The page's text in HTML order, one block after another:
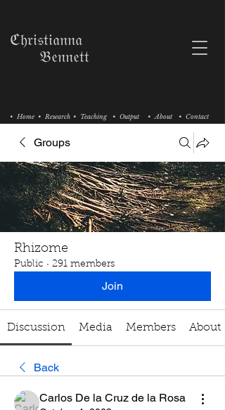
• Research • Teaching
• Home • Output • About • Contact
ℭ𝔥𝔯𝔦𝔰𝔱𝔦𝔞𝔫𝔫𝔞
𝔅𝔢𝔫𝔫𝔢𝔱𝔱
Groups
Rhizome
Public · 291 members
Join
Discussion Media Members About
Back
Carlos De la Cruz de la Rosa